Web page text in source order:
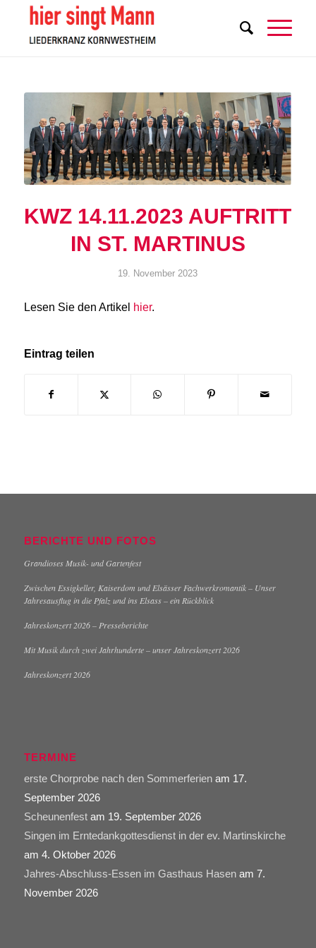
KWZ 14.11.2023 AUFTRITT
IN ST. MARTINUS
19. November 2023
Lesen Sie den Artikel hier.
Eintrag teilen
BERICHTE UND FOTOS
Grandioses Musik- und Gartenfest
Zwischen Essigkeller, Kaiserdom und Elsässer Fachwerkromantik – Unser
Jahresausflug in die Pfalz und ins Elsass – ein Rückblick
Jahreskonzert 2026 – Presseberichte
Mit Musik durch zwei Jahrhunderte – unser Jahreskonzert 2026
Jahreskonzert 2026
TERMINE
erste Chorprobe nach den Sommerferienam 17.
September 2026
Scheunenfestam 19. September 2026
Singen im Erntedankgottesdienst in der ev. Martinskirche
am 4. Oktober 2026
Jahres-Abschluss-Essen im Gasthaus Hasenam 7.
November 2026